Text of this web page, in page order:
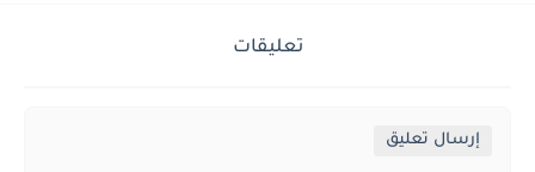
تعليقات
إرسال تعليق